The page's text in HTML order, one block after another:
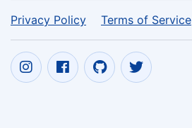
Privacy Policy Terms of Service